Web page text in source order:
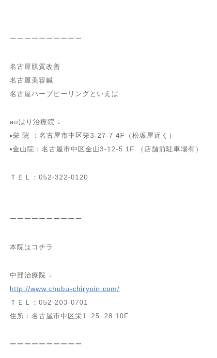
ーーーーーーーーーー
名古屋肌質改善
名古屋美容鍼
名古屋ハーブピーリングといえば
aoはり治療院 ↓
▪️栄 院 ：名古屋市中区栄3-27-7 4F（松坂屋近く）
▪️金山院：名古屋市中区金山3-12-5 1F （店舗前駐車場有）
ＴＥＬ：052-322-0120
ーーーーーーーーーー
本院はコチラ
中部治療院 ↓
http://www.chubu-chiryoin.com/
ＴＥＬ：052-203-0701
住所：名古屋市中区栄1−25−28 10F
ーーーーーーーーーー